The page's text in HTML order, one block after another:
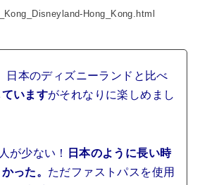
Hong_Kong.html
日本のディズニーランドと比べ
いますがそれなりに楽しめまし
が少ない！
日本のように長い時
った。 ただファストパスを使用